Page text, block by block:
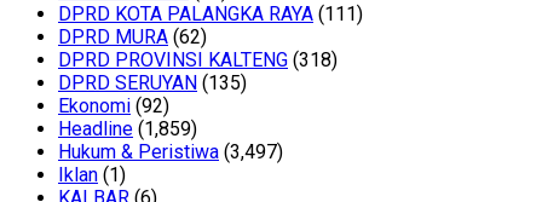
DPRD KOTA PALANGKA RAYA (111)
DPRD MURA (62)
DPRD PROVINSI KALTENG (318)
DPRD SERUYAN (135)
Ekonomi (92)
Headline (1,859)
Hukum & Peristiwa (3,497)
Iklan (1)